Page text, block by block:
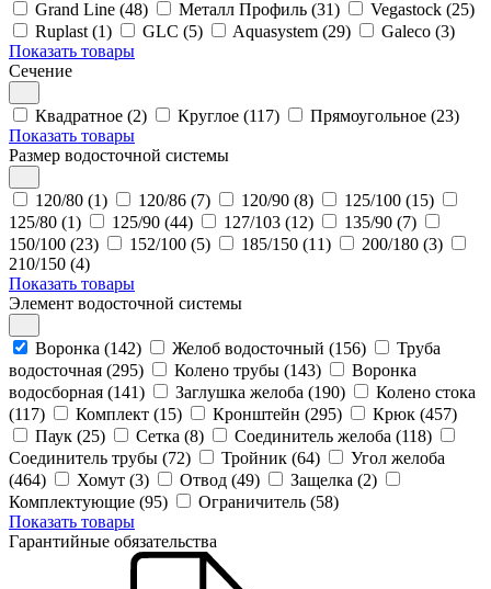
Grand Line (48) Металл Профиль (31)
Vegastock (25)
Ruplast (1)
GLC (5) Aquasystem (29)
Galeco (3)
Показать товары
Сечение
Квадратное (2) Круглое (117)
Прямоугольное (23)
Показать товары
Размер водосточной системы
120/80 (1) 120/86 (7) 120/90 (8)
125/100 (15)
125/80 (1)
125/90 (44) 127/103 (12)
135/90 (7)
150/100 (23)
152/100 (5) 185/150 (11)
200/180 (3)
210/150 (4)
Показать товары
Элемент водосточной системы
Воронка (142) Желоб водосточный (156)
Труба
водосточная (295)
Колено трубы (143)
Воронка
водосборная (141)
Заглушка желоба (190)
Колено стока
(117)
Комплект (15) Кронштейн (295)
Крюк (457)
Паук (25)
Сетка (8)
Соединитель желоба (118)
Соединитель трубы (72)
Тройник (64)
Угол желоба
(464)
Хомут (3) Отвод (49)
Защелка (2)
Комплектующие (95)
Ограничитель (58)
Показать товары
Гарантийные обязательства